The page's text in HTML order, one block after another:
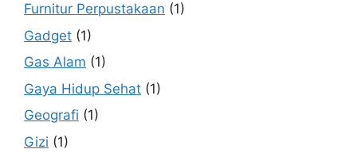
Furnitur Perpustakaan (1)
Gadget (1)
Gas Alam (1)
Gaya Hidup Sehat (1)
Geografi (1)
Gizi (1)